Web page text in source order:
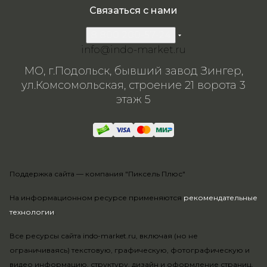
На информационном ресурсе применяются рекомендательные
технологии.
Все ресурсы сайта indo-market.ru, включая (но не
ограничиваясь) текстовую, графическую, фотографическую и
видео информацию, структуру, дизайн и оформление страниц,
Связаться с нами
info@indo-market.ru
МО, г.Подольск, бывший завод Зингер,
ул.Комсомольская, строение 21 ворота 3
этаж 5
Поддержка сайта — компания "Пиксель Плюс"